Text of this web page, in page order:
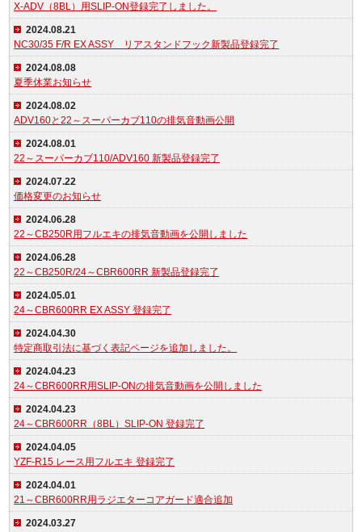
X-ADV（8BL）用SLIP-ON登録完了しました。
2024.08.21
NC30/35 F/R EX ASSY リアスタンドフック新製品登録完了
2024.08.08
夏季休業お知らせ
2024.08.02
ADV160と22～スーパーカブ110の排気音動画公開
2024.08.01
22～スーパーカブ110/ADV160 新製品登録完了
2024.07.22
価格変更のお知らせ
2024.06.28
22～CB250R用フルエキの排気音動画を公開しました
2024.06.28
22～CB250R/24～CBR600RR 新製品登録完了
2024.05.01
24～CBR600RR EX ASSY 登録完了
2024.04.30
特定商取引法に基づく表記ページを追加しました。
2024.04.23
24～CBR600RR用SLIP-ONの排気音動画を公開しました
2024.04.23
24～CBR600RR（8BL）SLIP-ON 登録完了
2024.04.05
YZF-R15 レース用フルエキ 登録完了
2024.04.01
21～CBR600RR用ラジエターコアガード適合追加
2024.03.27